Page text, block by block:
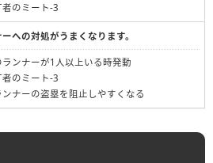
のミート-3
への対処がうまくなります。
ンナーが1人以上いる時発動
のミート-3
ナーの盗塁を阻止しやすくなる